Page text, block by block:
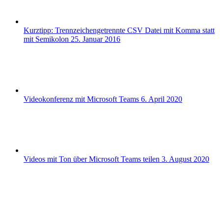
Kurztipp: Trennzeichengetrennte CSV Datei mit Komma statt
mit Semikolon 25. Januar 2016
Videokonferenz mit Microsoft Teams 6. April 2020
Videos mit Ton über Microsoft Teams teilen 3. August 2020